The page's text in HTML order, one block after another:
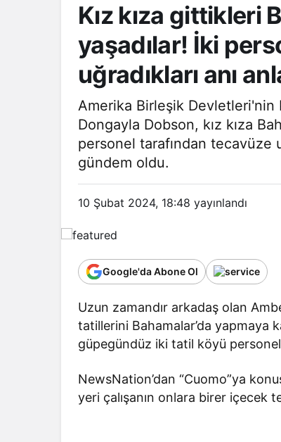
Kız kıza gittikleri
yaşadılar! İki
uğradıkları anı
Amerika Birleşik
Dongayla Dobson, kız kıza
personel tarafından tecavüze
gündem oldu.
10 Şubat 2024, 18:48 yayınlandı
Google'da Abone Ol
Uzun zamandır arkadaş olan
tatillerini Bahamalar’da yapmaya
güpegündüz iki tatil köyü
NewsNation’dan “Cuomo”ya
yeri çalışanın onlara birer içecek